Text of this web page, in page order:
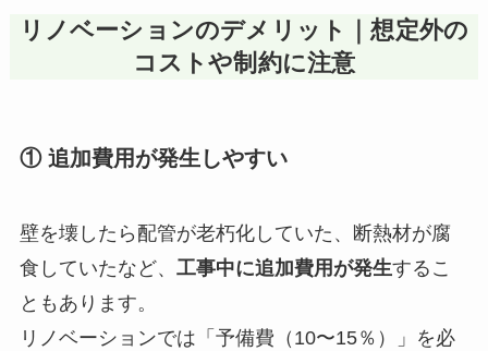
リノベーションのデメリット｜想定外の
コストや制約に注意
① 追加費用が発生しやすい
壁を壊したら配管が老朽化していた、断熱材が腐
食していたなど、 工事中に追加費用が発生するこ
ともあります。
リノベーションでは「予備費（10〜15％）」を必